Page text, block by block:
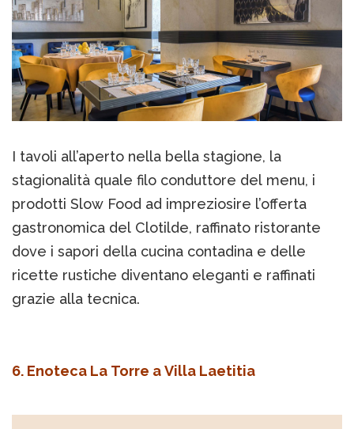
I tavoli all’aperto nella bella stagione, la
stagionalità quale filo conduttore del menu, i
prodotti Slow Food ad impreziosire l’offerta
gastronomica del Clotilde, raffinato ristorante
dove i sapori della cucina contadina e delle
ricette rustiche diventano eleganti e raffinati
grazie alla tecnica.
6. Enoteca La Torre a Villa Laetitia